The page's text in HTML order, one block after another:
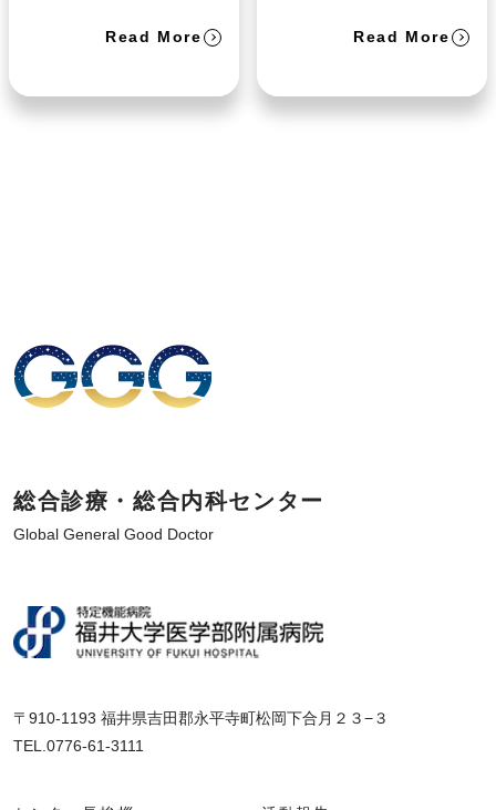
Read More Read More
総合診療・総合内科センター
Global General Good Doctor
〒910-1193 福井県吉田郡永平寺町松岡下合月２３−３
TEL.0776-61-3111